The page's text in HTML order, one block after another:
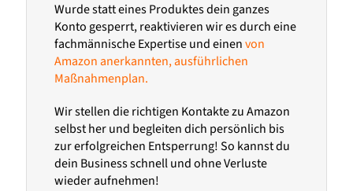
Wurde statt eines Produktes dein ganzes
Konto gesperrt, reaktivieren wir es durch eine
fachmännische Expertise und einenvon
Amazon anerkannten, ausführlichen
Maßnahmenplan.
Wir stellen die richtigen Kontakte zu Amazon
selbst her und begleiten dich persönlich bis
zur erfolgreichen Entsperrung! So kannst du
dein Business schnell und ohne Verluste
wieder aufnehmen!